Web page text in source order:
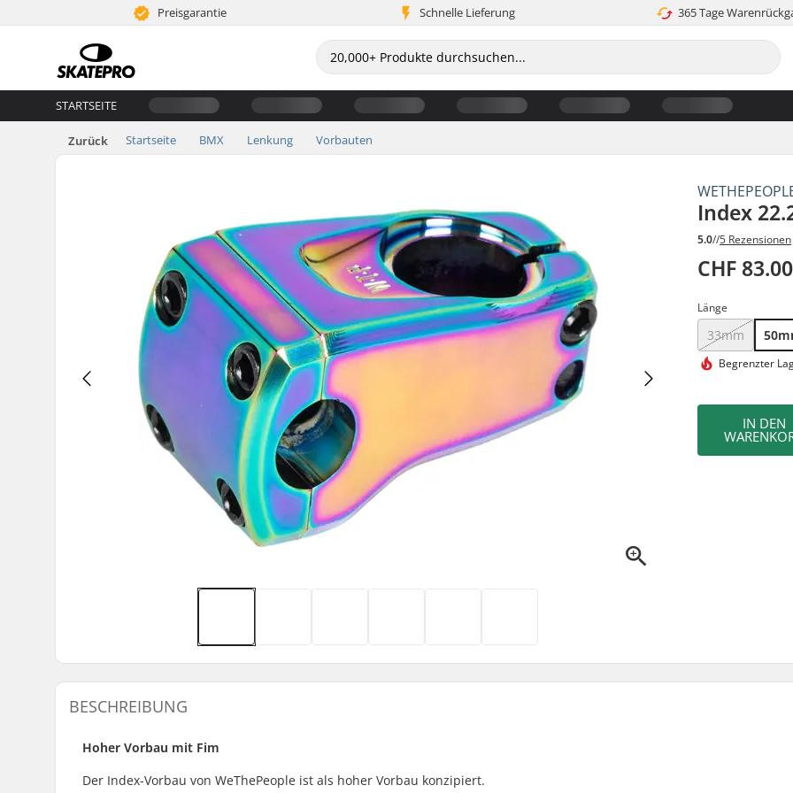
Preisgarantie Schnelle Lieferung 365 Tage
STARTSEITE
Zurück Startseite BMX Lenkung Vorbauten
Index
5.0//5 Rezensionen
CHF 83.00
Länge
33mm
Begrenzter
IN DEN
BESCHREIBUNG
Hoher Vorbau mit Fim
Der Index-Vorbau von WeThePeople ist als hoher Vorbau konzipiert.